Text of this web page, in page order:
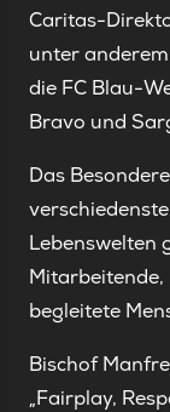
Caritas-
unter
die FC Blau-
Bravo und
Das
Lebenswelten
begleitete
Bischof
„Fairplay,